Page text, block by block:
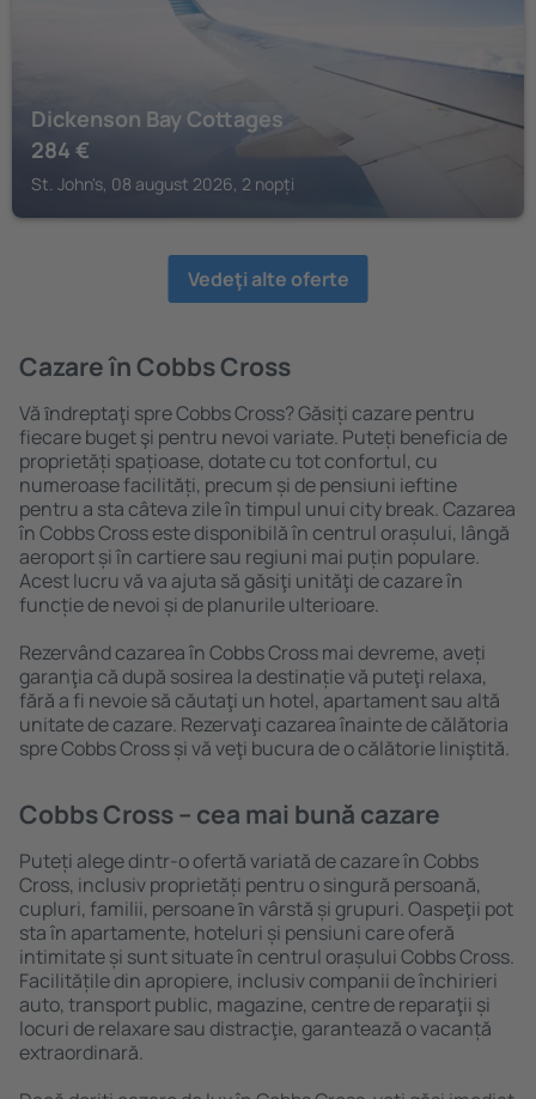
Dickenson Bay Cottages
284 €
St. John's, 08 august 2026, 2 nopți
Vedeţi alte oferte
Cazare în Cobbs Cross
Vă ȋndreptaţi spre Cobbs Cross? Găsiți cazare pentru
fiecare buget şi pentru nevoi variate. Puteți beneficia de
proprietăți spațioase, dotate cu tot confortul, cu
numeroase facilități, precum și de pensiuni ieftine
pentru a sta câteva zile în timpul unui city break. Cazarea
în Cobbs Cross este disponibilă în centrul orașului, lângă
aeroport și în cartiere sau regiuni mai puțin populare.
Acest lucru vă va ajuta să găsiţi unităţi de cazare în
funcție de nevoi și de planurile ulterioare.
Rezervând cazarea în Cobbs Cross mai devreme, aveți
garanţia că după sosirea la destinație vă puteţi relaxa,
fără a fi nevoie să căutaţi un hotel, apartament sau altă
unitate de cazare. Rezervaţi cazarea înainte de călătoria
spre Cobbs Cross și vă veţi bucura de o călătorie liniştită.
Cobbs Cross – cea mai bună cazare
Puteți alege dintr-o ofertă variată de cazare în Cobbs
Cross, inclusiv proprietăți pentru o singură persoană,
cupluri, familii, persoane ȋn vârstă și grupuri. Oaspeţii pot
sta în apartamente, hoteluri și pensiuni care oferă
intimitate și sunt situate în centrul orașului Cobbs Cross.
Facilitățile din apropiere, inclusiv companii de închirieri
auto, transport public, magazine, centre de reparaţii și
locuri de relaxare sau distracţie, garantează o vacanță
extraordinară.